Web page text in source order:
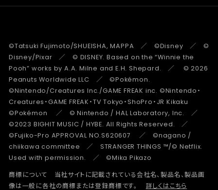
©Tatsuki Fujimoto/SHUEISHA, MAPPA ／ ©Disney ／ ©
Disney/Pixar ／ © DISNEY. Based on the “Winnie the
Pooh” works by A.A. Milne and E.H. Shepard. ／ © 2026
Peanuts Worldwide LLC ／ ©Pokémon.
©Nintendo/Creatures Inc./GAME FREAK inc. ©Nintendo・
Creatures・GAME FREAK・TV Tokyo・ShoPro・JR Kikaku
©Pokémon ／ © Nintendo / HAL Laboratory, Inc. ／
©2023 BIGHIT MUSIC / HYBE. All Rights Reserved. ／
©Fujiko-Pro APPROVAL NO.S620607 ／ ©nagano /
chiikawa committee ／ STRANGER THINGS ™/© Netflix.
Used with permission. ／ ©Mika Pikazo
商標について 当社サイトに記載されている会社名、製品名、製品画
像は一般に各社の商標または登録商標です。
詳しくはこちら